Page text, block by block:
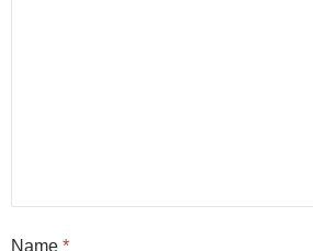
Name *